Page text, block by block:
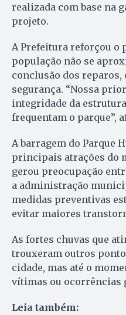
realizada com base na
projeto.
A Prefeitura reforçou o
população não se
conclusão dos reparos,
segurança. “Nossa
integridade da
frequentam o parque”,
A barragem do Parque
principais atrações do
gerou preocupação
a administração
medidas preventivas
evitar maiores
As fortes chuvas que
trouxeram outros
cidade, mas até o
vítimas ou ocorrências
Leia também: